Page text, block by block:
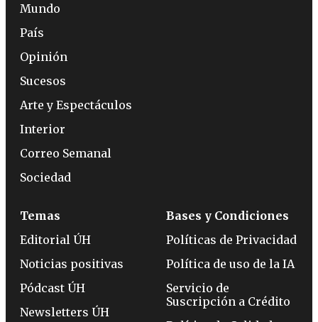
Mundo
País
Opinión
Sucesos
Arte y Espectáculos
Interior
Correo Semanal
Sociedad
Temas
Editorial ÚH
Noticias positivas
Pódcast ÚH
Newsletters ÚH
Bases y Condiciones
Políticas de Privacidad
Política de uso de la IA
Servicio de
Suscripción a Crédito